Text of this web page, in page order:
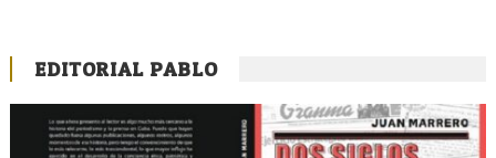
EDITORIAL PABLO